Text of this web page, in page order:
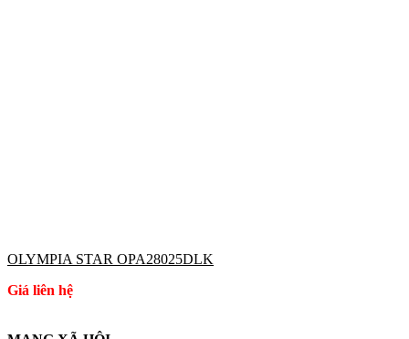
OLYMPIA STAR OPA28025DLK
Giá liên hệ